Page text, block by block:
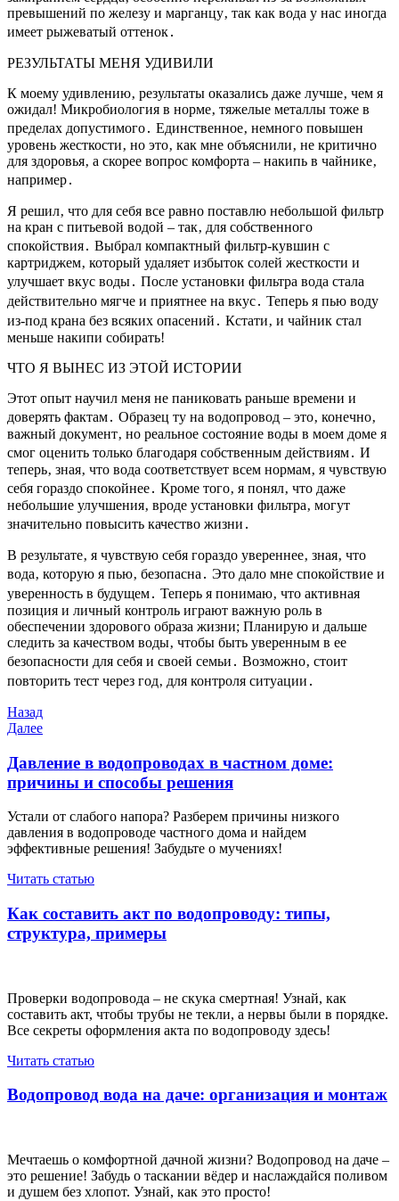
превышений по железу и марганцу‚ так как вода у нас иногда
имеет рыжеватый оттенок․
РЕЗУЛЬТАТЫ МЕНЯ УДИВИЛИ
К моему удивлению‚ результаты оказались даже лучше‚ чем я
ожидал! Микробиология в норме‚ тяжелые металлы тоже в
пределах допустимого․ Единственное‚ немного повышен
уровень жесткости‚ но это‚ как мне объяснили‚ не критично
для здоровья‚ а скорее вопрос комфорта – накипь в чайнике‚
например․
Я решил‚ что для себя все равно поставлю небольшой фильтр
на кран с питьевой водой – так‚ для собственного
спокойствия․ Выбрал компактный фильтр-кувшин с
картриджем‚ который удаляет избыток солей жесткости и
улучшает вкус воды․ После установки фильтра вода стала
действительно мягче и приятнее на вкус․ Теперь я пью воду
из-под крана без всяких опасений․ Кстати‚ и чайник стал
меньше накипи собирать!
ЧТО Я ВЫНЕС ИЗ ЭТОЙ ИСТОРИИ
Этот опыт научил меня не паниковать раньше времени и
доверять фактам․ Образец ту на водопровод – это‚ конечно‚
важный документ‚ но реальное состояние воды в моем доме я
смог оценить только благодаря собственным действиям․ И
теперь‚ зная‚ что вода соответствует всем нормам‚ я чувствую
себя гораздо спокойнее․ Кроме того‚ я понял‚ что даже
небольшие улучшения‚ вроде установки фильтра‚ могут
значительно повысить качество жизни․
В результате‚ я чувствую себя гораздо увереннее‚ зная‚ что
вода‚ которую я пью‚ безопасна․ Это дало мне спокойствие и
уверенность в будущем․ Теперь я понимаю‚ что активная
позиция и личный контроль играют важную роль в
обеспечении здорового образа жизни; Планирую и дальше
следить за качеством воды‚ чтобы быть уверенным в ее
безопасности для себя и своей семьи․ Возможно‚ стоит
повторить тест через год‚ для контроля ситуации․
Навигация
по
записям
Предыдущая
запись
Назад
Следующая
Далее
Давление в водопроводах в частном доме:
причины и способы решения
Устали от слабого напора? Разберем причины низкого
давления в водопроводе частного дома и найдем
эффективные решения! Забудьте о мучениях!
Читать статью
Как составить акт по водопроводу: типы,
структура, примеры
Проверки водопровода – не скука смертная! Узнай, как
составить акт, чтобы трубы не текли, а нервы были в порядке.
Все секреты оформления акта по водопроводу здесь!
Читать статью
Водопровод вода на даче: организация и монтаж
Мечтаешь о комфортной дачной жизни? Водопровод на даче –
это решение! Забудь о таскании вёдер и наслаждайся поливом
и душем без хлопот. Узнай, как это просто!